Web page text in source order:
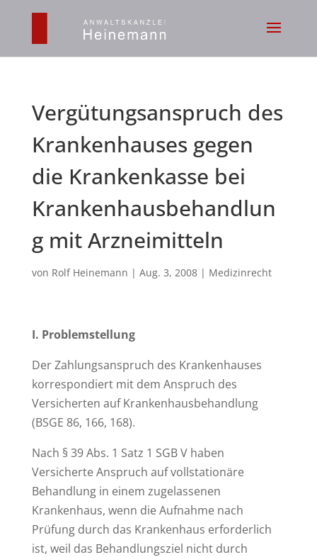
Vergütungsanspruch des
Krankenhauses gegen
die Krankenkasse bei
Krankenhausbehandlun
g mit Arzneimitteln
von Rolf Heinemann | Aug. 3, 2008| Medizinrecht
I. Problemstellung
Der Zahlungsanspruch des Krankenhauses
korrespondiert mit dem Anspruch des
Versicherten auf Krankenhausbehandlung
(BSGE 86, 166, 168).
Nach § 39 Abs. 1 Satz 1 SGB V haben
Versicherte Anspruch auf vollstationäre
Behandlung in einem zugelassenen
Krankenhaus, wenn die Aufnahme nach
Prüfung durch das Krankenhaus erforderlich
ist, weil das Behandlungsziel nicht durch